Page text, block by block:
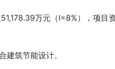
万元（I=8%），项目
筑节能设计。